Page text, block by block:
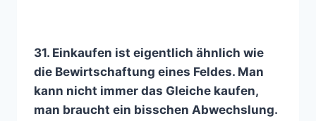
31. Einkaufen ist eigentlich ähnlich wie
die Bewirtschaftung eines Feldes. Man
kann nicht immer das Gleiche kaufen,
man braucht ein bisschen Abwechslung.